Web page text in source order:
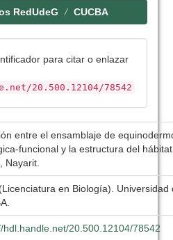
RedUdeG CUCBA
para citar o enlazar
20.500.12104/78542
entre el ensamblaje de
funcional y la estructura del
Nayarit.
en Biología). Universidad
hdl.handle.net/20.500.12104/78542